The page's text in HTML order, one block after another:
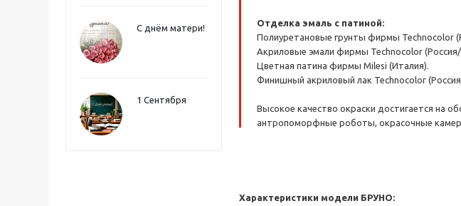
С днём матери!
1 Сентября
Отделка эмаль с патиной:
Полиуретановые грунты фирмы Technocolor
Акриловые эмали фирмы Technocolor
Цветная патина фирмы Milesi (Италия).
Финишный акриловый лак Technocolor
Высокое качество окраски достигается на
антропоморфные роботы, окрасочные
Характеристики модели БРУНО: